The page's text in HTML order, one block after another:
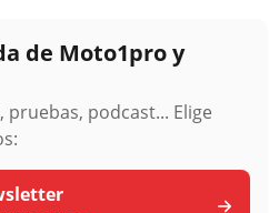
de Moto1pro y
podcast... Elige